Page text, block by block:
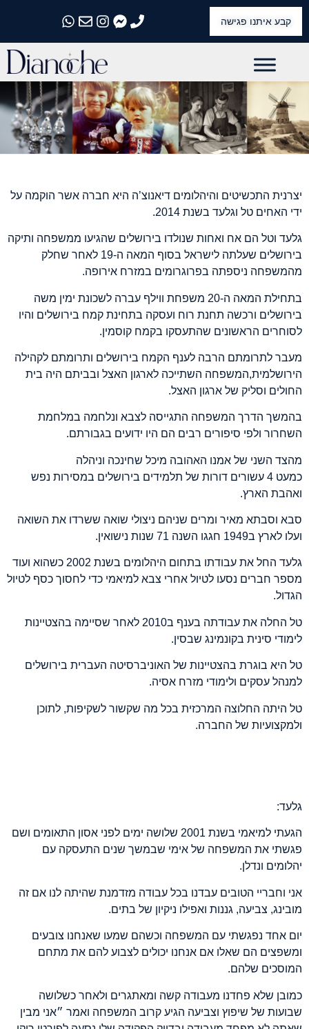
קבע איתנו פגישה
התקשרו אלינו
התקשרו אלינו
התקשרו אלינו
התקשרו אלינו
התקשרו אלינו
יצרנית התכשיטים והיהלומים דיאנוצ’ה היא חברה אשר הוקמה על
ידי האחים טל וגלעד בשנת 2014.
גלעד וטל הם אח ואחות שנולדו בירושלים שהגיעו ממשפחה ותיקה
בירושלים שעלתה לישראל בסוף המאה ה-19 לאחר שחלק
מהמשפחה ניספתה בפרוגרומים במזרח אירופה.
בתחילת המאה ה-20
משפחת ווילף עברה לשכונת ימין משה
בירושלים ורכשה תחנת רוח ועסקה בתחינת קמח בירושלים והיו
לסוחרים הראשונים שהתעסקו בקמח קוסמין.
מעבר לתרומתם הרבה לענף הקמח בירושלים ותרומתם לקהילה
הירושלמית,המשפחה השתייכה לארגון האצל ובביתם היה בית
החולים וסליק של ארגון האצל.
בהמשך הדרך המשפחה התגייסה לצבא ונלחמה במלחמת
השחרור ולפי סיפורים רבים הם היו ידועים בגבורתם.
מהצד השני של אמנו האהובה מיכל שחינכה וניהלה
כמעט 4 עשורים דורות של תלמידים בירושלים במסירות נפש
ואהבת הארץ.
סבא וסבתא מאיר ומרים שניהם ניצולי שואה ששרדו את השואה
ועלו לארץ ב1949 חגגו השנה 71 שנות נישואין.
גלעד החל את עבודתו בתחום היהלומים בשנת 2002 כשהוא ועוד
מספר חברים נסעו לטיול אחרי צבא למיאמי כדי לחסוך כסף לטיול
הגדול.
טל החלה את עבודתה בענף ב2010 לאחר שסיימה בהצטיינות
לימודי סינית בקונמינג שבסין.
טל היא בוגרת בהצטיינות של האוניברסיטה העברית בירושלים
למנהל עסקים ולימודי מזרח אסיה.
טל היתה החלוצה המרכזית בכל מה שקשור לשקיפות, לתוכן
ולמקצועיות של החברה.
גלעד:
הגעתי למיאמי בשנת 2001 שלושה ימים לפני אסון התאומים ושם
פגשתי את המשפחה של אימי שבמשך שנים התעסקה עם
יהלומים ונדלן.
אני וחבריי הטובים עבדנו בכל עבודה מזדמנת שהיתה לנו אם זה
מובינג, צביעה, גננות ואפילו ניקיון של בתים.
יום אחד נפגשתי עם המשפחה וכשהם שמעו שאנחנו צובעים
ומשפצים הם שאלו אם אנחנו יכולים לצבוע להם את מתחם
המוסכים שלהם.
כמובן שלא פחדנו מעבודה קשה ומאתגרים ולאחר כשלושה
שבועות של שיפוץ וצביעה הגיע קרוב המשפחה ואמר ״אני מבין